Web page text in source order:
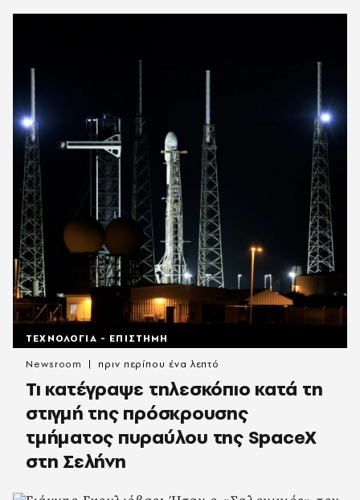
ΤΕΧΝΟΛΟΓΙΑ - ΕΠΙΣΤΗΜΗ
Τι κατέγραψε τηλεσκόπιο κατά τη
στιγμή της πρόσκρουσης
τμήματος πυραύλου της SpaceX
στη Σελήνη
Newsroom πριν περίπου ένα λεπτό